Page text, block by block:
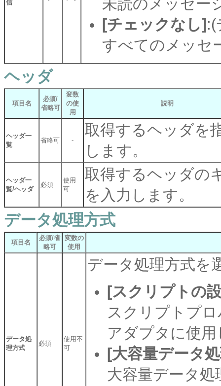
信
未読のメッセー
[チェックなし] :(
すべてのメッセ
ヘッダ
項目名
必須/
省略可
変数
の使
用
説明
ヘッダ一
覧
省略可 -
取得するヘッダを
します。
ヘッダ一
覧/ヘッダ
必須
使用
可
取得するヘッダの
を入力します。
データ処理方式
項目名
必須/省
略可
変数の
使用
データ処
理方式
必須
使用不
可
データ処理方式を
[スクリプトの
スクリプトプ
アダプタに使
[大容量データ
大容量データ